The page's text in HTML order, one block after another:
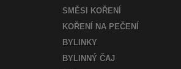
SMĚSI KOŘENÍ
KOŘENÍ NA PEČENÍ
BYLINKY
BYLINNÝ ČAJ